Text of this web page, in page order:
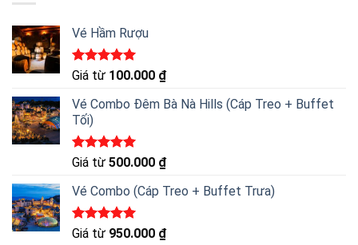
Vé Hầm Rượu
Được xếp
5 sao
Giá từ 100.000 ₫
Vé Combo Đêm Bà Nà Hills (Cáp Treo + Buffet
Tối)
Được xếp
5 sao
Giá từ 500.000 ₫
Vé Combo (Cáp Treo + Buffet Trưa)
Được xếp
Giá từ 950.000 ₫